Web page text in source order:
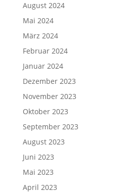
August 2024
Mai 2024
März 2024
Februar 2024
Januar 2024
Dezember 2023
November 2023
Oktober 2023
September 2023
August 2023
Juni 2023
Mai 2023
April 2023